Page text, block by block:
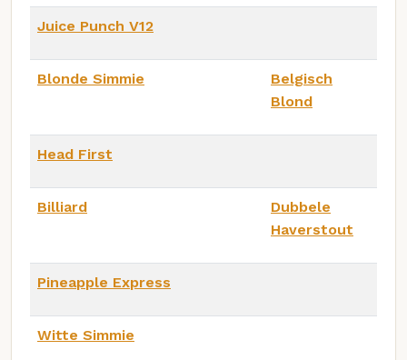
Juice Punch V12
Blonde Simmie
Belgisch
Blond
Head First
Billiard
Dubbele
Haverstout
Pineapple Express
Witte Simmie